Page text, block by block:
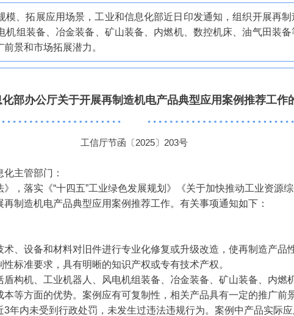
、拓展应用场景，工业和信息化部近日印发通知，组织开展再
组装备、冶金装备、矿山装备、内燃机、数控机床、油气田装
景和市场拓展潜力。
部办公厅关于开展再制造机电产品典型应用案例推荐工作
工信厅节函〔2025〕203号
主管部门：
，落实《“十四五”工业绿色发展规划》《关于加快推动工业资源
制造机电产品典型应用案例推荐工作。有关事项通知如下：
、设备和材料对旧件进行专业化修复或升级改造，使再制造产
标准要求，具有明晰的知识产权或专有技术产权。
构机、工业机器人、风电机组装备、冶金装备、矿山装备、内燃
等方面的优势。案例应有可复制性，相关产品具有一定的推广前
3年内未受到行政处罚，未发生过违法违规行为。案例中产品实际